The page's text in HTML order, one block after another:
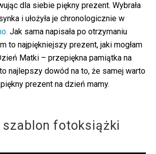
dla siebie piękny prezent. Wybrała
i ułożyła je chronologicznie w
Jak sama napisała po otrzymaniu
to najpiękniejszy prezent, jaki mogłam
Matki – przepiękna pamiątka na
najlepszy dowód na to, że samej warto
prezent na dzień mamy.
szablon fotoksiążki